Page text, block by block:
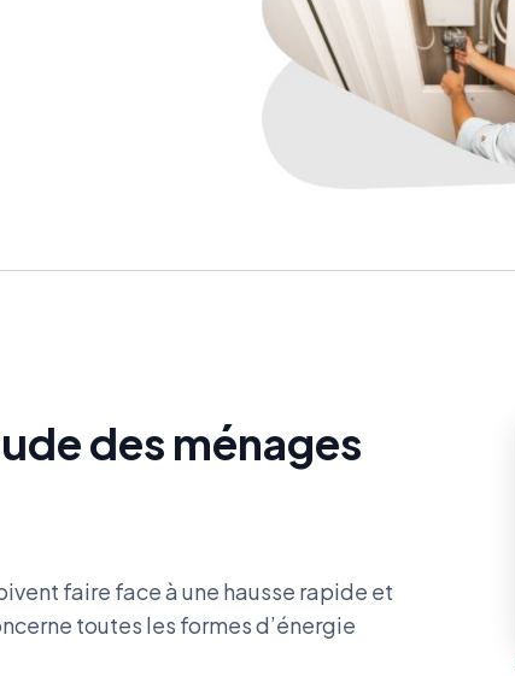
des ménages
faire face à une hausse rapide et
toutes les formes d’énergie